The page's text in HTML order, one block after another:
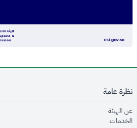
نظرة عامة
عن الهيئةopens in new window
الخدماتopens in new window